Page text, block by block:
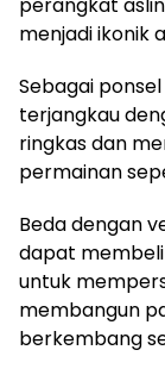
menjadi ikonik
Sebagai
terjangkau
ringkas dan
permainan
Beda dengan
dapat
untuk
membangun
berkembang